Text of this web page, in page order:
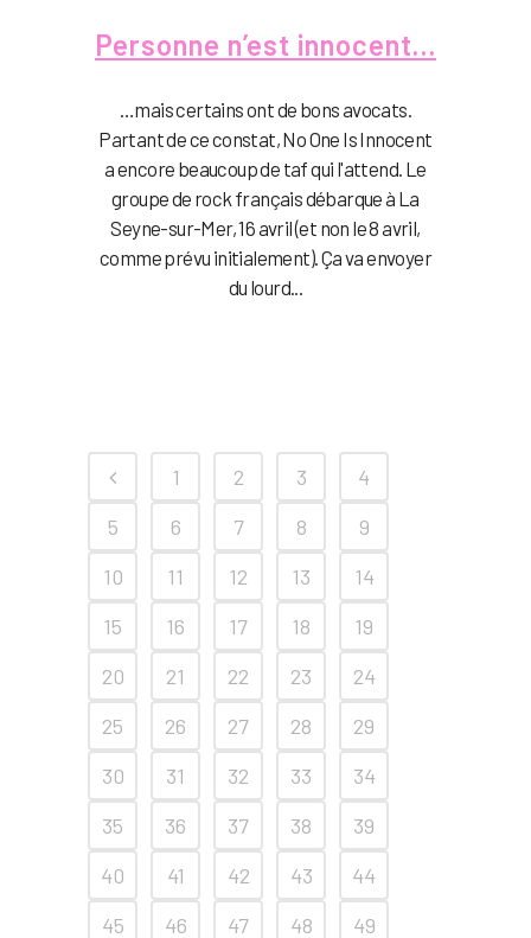
Personne n’est innocent…
…mais certains ont de bons avocats.
Partant de ce constat, No One Is Innocent
a encore beaucoup de taf qui l'attend. Le
groupe de rock français débarque à La
Seyne-sur-Mer, 16 avril (et non le 8 avril,
comme prévu initialement). Ça va envoyer
du lourd...
1 2 3
4
5
6 7 8
9
10
11 12 13
14
15
16 17 18
19
20
21 22 23
24
25
26 27 28
29
30
31 32 33
34
35
36 37 38
39
40
41 42 43
44
45
46 47 48
49